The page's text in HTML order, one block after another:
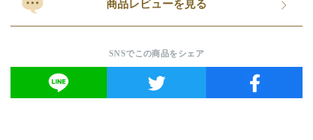
商品レビューを見る
SNSでこの商品をシェア